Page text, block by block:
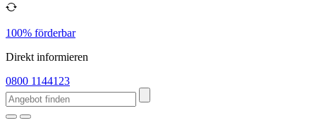
100% förderbar
Direkt informieren
0800 1144123